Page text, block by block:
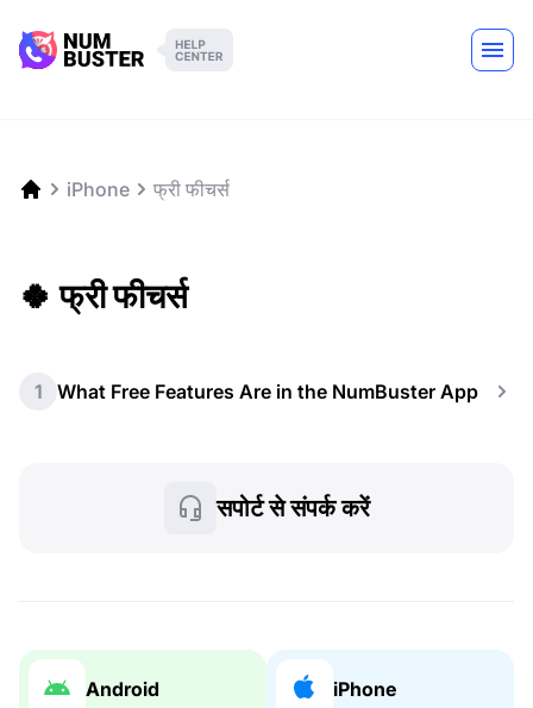
iPhone फ्री फीचर्स
🍀 फ्री फीचर्स
1 What Free Features Are in the NumBuster App
सपोर्ट से संपर्क करें
Android iPhone